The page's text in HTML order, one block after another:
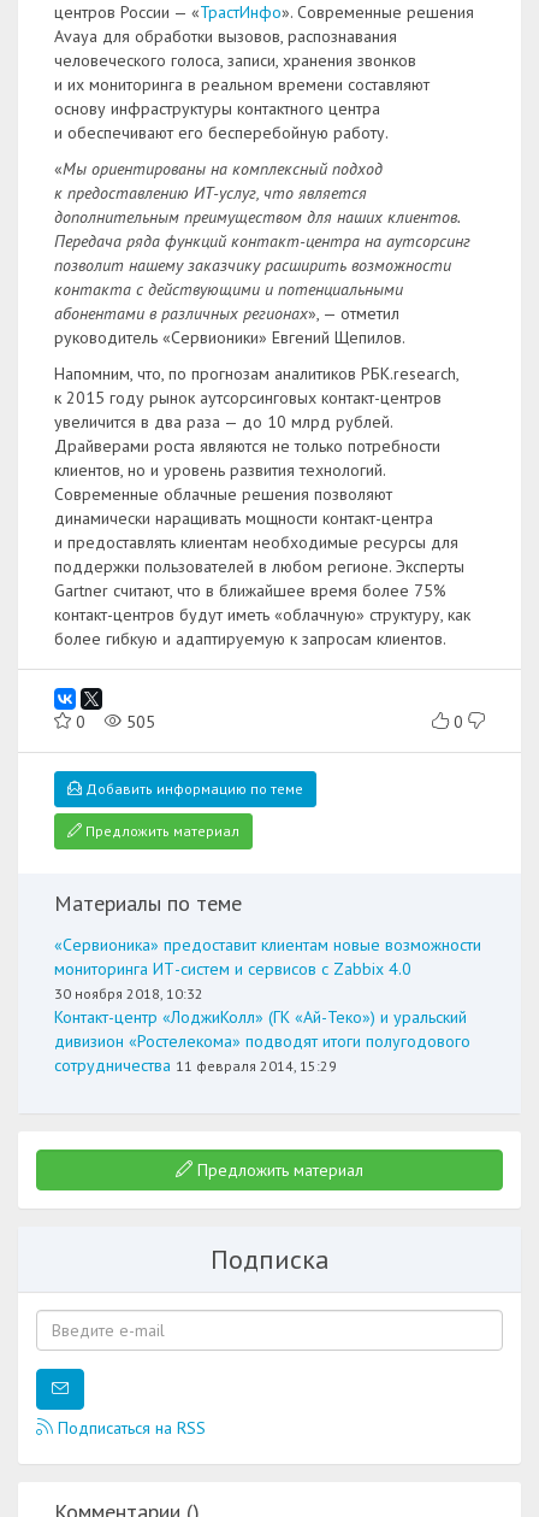
центров России — «ТрастИнфо». Современные решения
Avaya для обработки вызовов, распознавания
человеческого голоса, записи, хранения звонков
и их мониторинга в реальном времени составляют
основу инфраструктуры контактного центра
и обеспечивают его бесперебойную работу.
«Мы ориентированы на комплексный подход
к предоставлению ИТ-услуг, что является
дополнительным преимуществом для наших клиентов.
Передача ряда функций контакт-центра на аутсорсинг
позволит нашему заказчику расширить возможности
контакта с действующими и потенциальными
абонентами в различных регионах», — отметил
руководитель «Сервионики» Евгений Щепилов.
Напомним, что, по прогнозам аналитиков РБК.research,
к 2015 году рынок аутсорсинговых контакт-центров
увеличится в два раза — до 10 млрд рублей.
Драйверами роста являются не только потребности
клиентов, но и уровень развития технологий.
Современные облачные решения позволяют
динамически наращивать мощности контакт-центра
и предоставлять клиентам необходимые ресурсы для
поддержки пользователей в любом регионе. Эксперты
Gartner считают, что в ближайшее время более 75%
контакт-центров будут иметь «облачную» структуру, как
более гибкую и адаптируемую к запросам клиентов.
0 505 0
Добавить информацию по теме
Предложить материал
Материалы по теме
«Сервионика» предоставит клиентам новые возможности
мониторинга ИТ-систем и сервисов с Zabbix 4.0
30 ноября 2018, 10:32
Контакт-центр «ЛоджиКолл» (ГК «Ай-Теко») и уральский
дивизион «Ростелекома» подводят итоги полугодового
сотрудничества 11 февраля 2014, 15:29
Предложить материал
Подписка
Подписаться на RSS